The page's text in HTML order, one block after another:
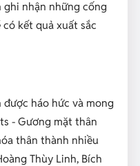
ghi nhận những cống
kết quả xuất sắc
háo hức và mong
- Gương mặt thân
thân thành nhiều
Thùy Linh, Bích